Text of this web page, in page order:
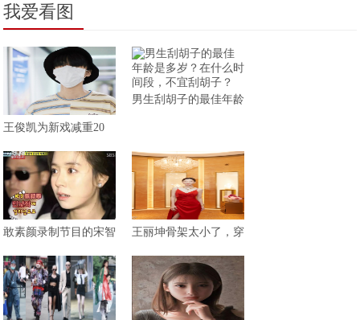
我爱看图
王俊凯为新戏减重20
男生刮胡子的最佳年龄
敢素颜录制节目的宋智 王丽坤骨架太小了，穿